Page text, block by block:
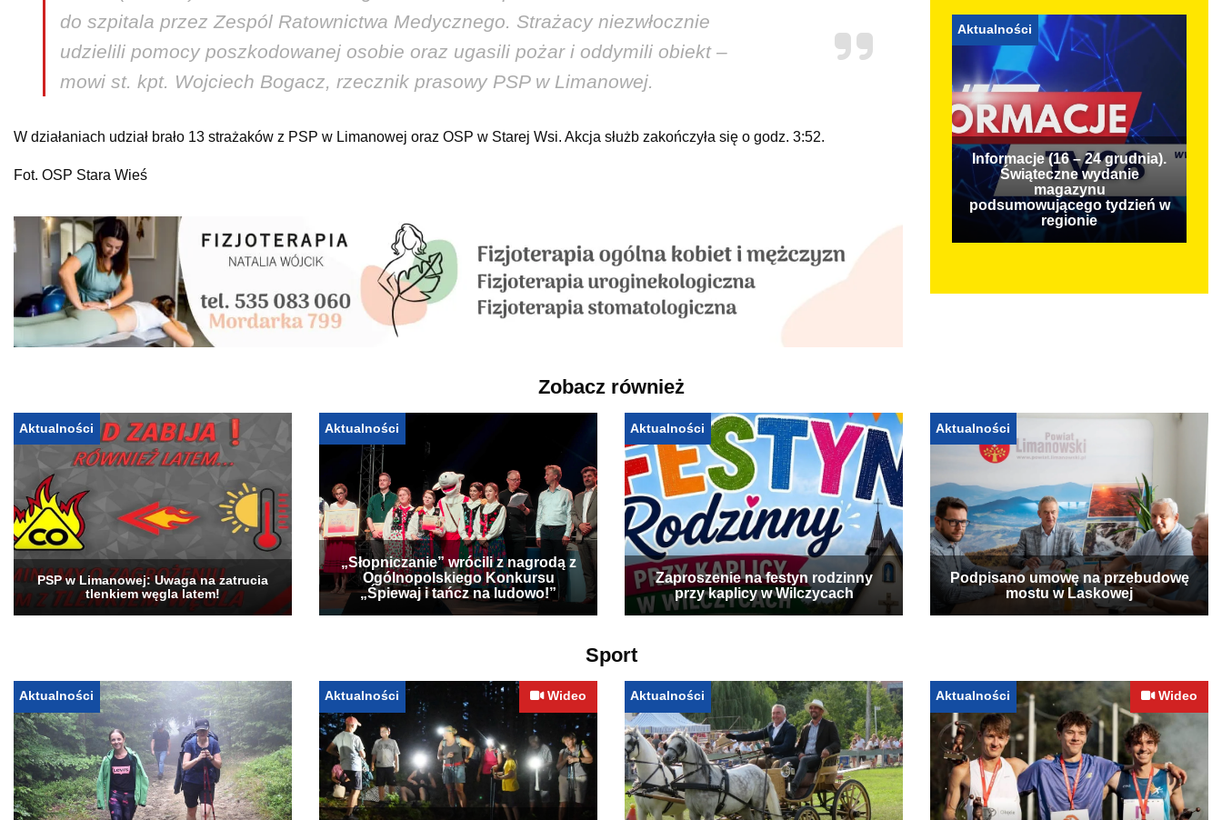
do szpitala przez Zespól Ratownictwa Medycznego. Strażacy niezwłocznie
udzielili pomocy poszkodowanej osobie oraz ugasili pożar i oddymili obiekt –
mowi st. kpt. Wojciech Bogacz, rzecznik prasowy PSP w Limanowej.
W działaniach udział brało 13 strażaków z PSP w Limanowej oraz OSP w Starej Wsi. Akcja służb zakończyła się o godz. 3:52.
Fot. OSP Stara Wieś
Aktualności
Informacje (16 – 24 grudnia).
Świąteczne wydanie
magazynu
podsumowującego tydzień w
regionie
Zobacz również
Aktualności
PSP w Limanowej: Uwaga na zatrucia
tlenkiem węgla latem!
Aktualności
„Słopniczanie” wrócili z nagrodą z
Ogólnopolskiego Konkursu
„Śpiewaj i tańcz na ludowo!”
Aktualności
Zaproszenie na festyn rodzinny
przy kaplicy w Wilczycach
Aktualności
Podpisano umowę na przebudowę
mostu w Laskowej
Sport
Aktualności Aktualności Wideo Aktualności Aktualności Wideo